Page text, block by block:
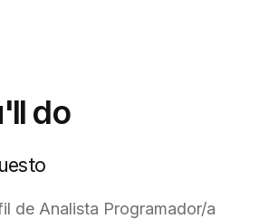
do
de Analista Programador/a